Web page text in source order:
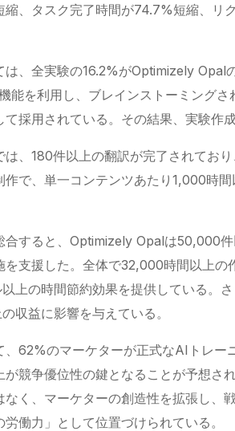
縮、タスク完了時間が74.7%短縮、リ
は、全実験の16.2%がOptimizely Opal
能を利用し、ブレインストーミング
て採用されている。その結果、実験作
は、180件以上の翻訳が完了されてお
作で、単一コンテンツあたり1,000時
合すると、Optimizely Opalは50,000
を支援した。全体で32,000時間以上
上の時間節約効果を提供している。
収益に影響を与えている。
、62%のマーケターが正式なAIトレー
が競争優位性の鍵となることが予想さ
なく、マーケターの創造性を拡張し、
働力」として位置づけられている。